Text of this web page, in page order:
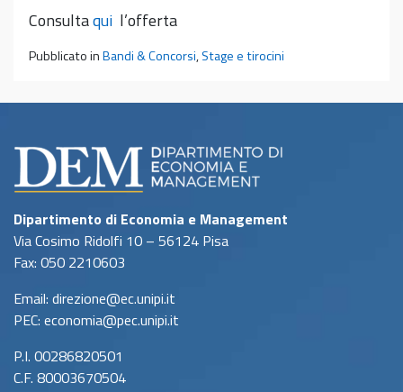
Consultaqui l’offerta
Pubblicato inBandi & Concorsi,Stage e tirocini
Dipartimento di Economia e Management
Via Cosimo Ridolfi 10 – 56124 Pisa
Fax: 050 2210603
Email: direzione@ec.unipi.it
PEC: economia@pec.unipi.it
P.I. 00286820501
C.F. 80003670504